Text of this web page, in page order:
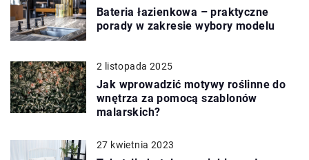
Bateria łazienkowa – praktyczne
porady w zakresie wybory modelu
2 listopada 2025
Jak wprowadzić motywy roślinne do
wnętrza za pomocą szablonów
malarskich?
27 kwietnia 2023